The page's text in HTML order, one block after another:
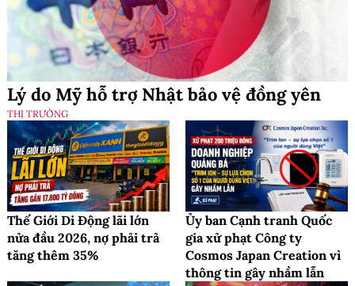
Lý do Mỹ hỗ trợ Nhật bảo vệ đồng yên
THỊ TRƯỜNG
Thế Giới Di Động lãi lớn
nửa đầu 2026, nợ phải trả
tăng thêm 35%
Ủy ban Cạnh tranh Quốc
gia xử phạt Công ty
Cosmos Japan Creation vì
thông tin gây nhầm lẫn